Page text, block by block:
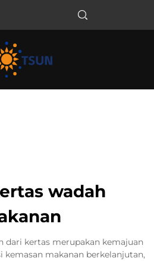
wadah
dari kertas merupakan kemajuan
kemasan makanan berkelanjutan,